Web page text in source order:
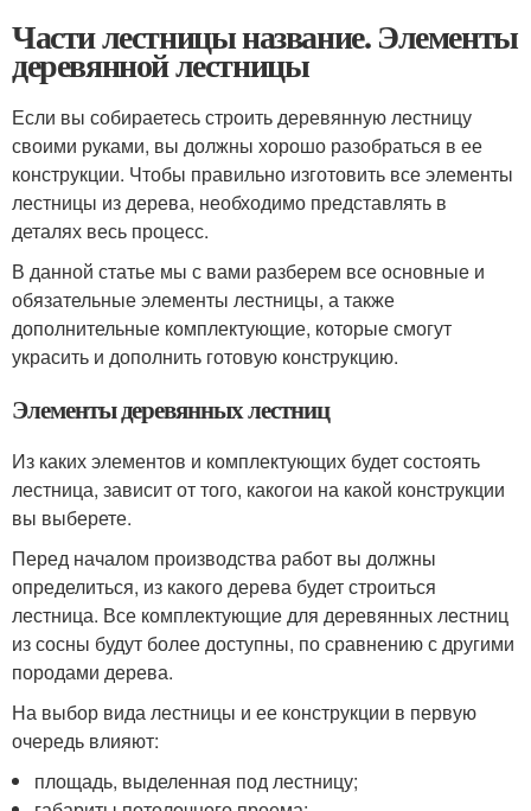
Части лестницы название. Элементы
деревянной лестницы
Если вы собираетесь строить деревянную лестницу
своими руками, вы должны хорошо разобраться в ее
конструкции. Чтобы правильно изготовить все элементы
лестницы из дерева, необходимо представлять в
деталях весь процесс.
В данной статье мы с вами разберем все основные и
обязательные элементы лестницы, а также
дополнительные комплектующие, которые смогут
украсить и дополнить готовую конструкцию.
Элементы деревянных лестниц
Из каких элементов и комплектующих будет состоять
лестница, зависит от того, какогои на какой конструкции
вы выберете.
Перед началом производства работ вы должны
определиться, из какого дерева будет строиться
лестница. Все комплектующие для деревянных лестниц
из сосны будут более доступны, по сравнению с другими
породами дерева.
На выбор вида лестницы и ее конструкции в первую
очередь влияют:
площадь, выделенная под лестницу;